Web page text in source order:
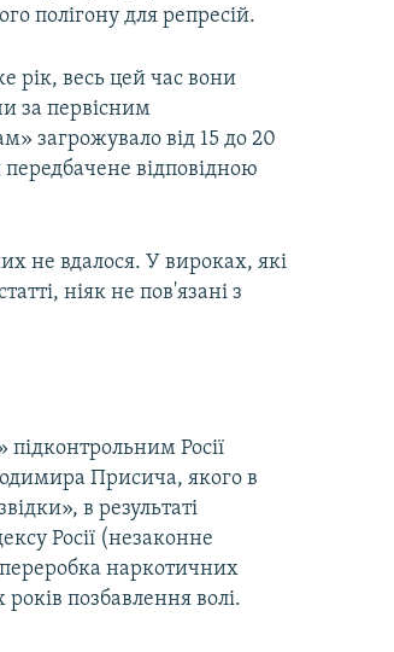
полігону для репресій.
рік, весь цей час вони
за первісним
загрожувало від 15 до 20
відповідною
не вдалося. У вироках, які
ніяк не пов'язані з
Росії
Присича, якого в
в результаті
Росії (незаконне
наркотичних
позбавлення волі.